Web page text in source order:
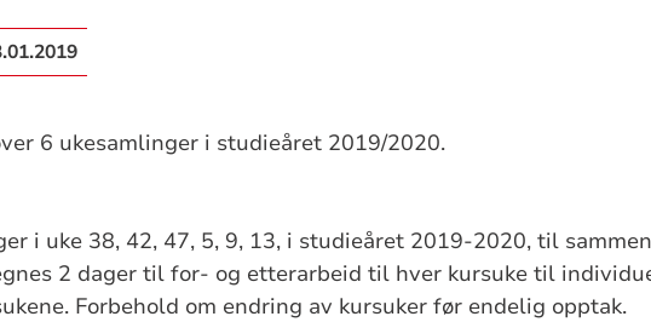
6 ukesamlinger i studieåret 2019/2020.
i uke 38, 42, 47, 5, 9, 13, i studieåret 2019-2020, til
2 dager til for- og etterarbeid til hver kursuke til
Forbehold om endring av kursuker før endelig opptak.